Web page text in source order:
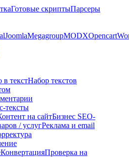
Готовые скриптыПарсеры
JoomlaMegagroupMODXOpencart
в текстНабор текстов
тексты
на сайтБизнес SEO-
/ услугРеклама и email
КонвертацияПроверка на